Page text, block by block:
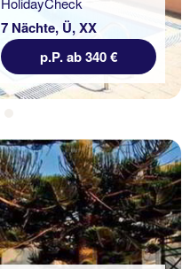
7 Nächte, Ü, XX
p.P. ab 340 €